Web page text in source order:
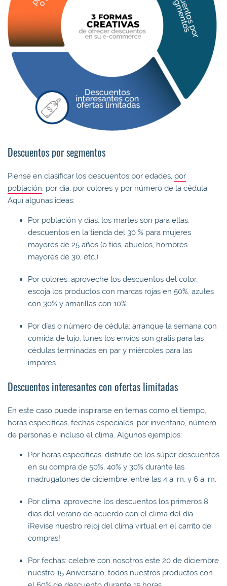
Descuentos por segmentos
Piense en clasificar los descuentos por edades, por
población, por día, por colores y por número de la cédula.
Aquí algunas ideas:
Por población y días: los martes son para ellas,
descuentos en la tienda del 30 % para mujeres
mayores de 25 años (o tíos, abuelos, hombres
mayores de 30, etc.).
Por colores: aproveche los descuentos del color,
escoja los productos con marcas rojas en 50%, azules
con 30% y amarillas con 10%.
Por días o número de cédula: arranque la semana con
comida de lujo, lunes los envíos son gratis para las
cédulas terminadas en par y miércoles para las
impares.
Descuentos interesantes con ofertas limitadas
En este caso puede inspirarse en temas como el tiempo,
horas específicas, fechas especiales, por inventario, número
de personas e incluso el clima. Algunos ejemplos:
Por horas específicas: disfrute de los súper descuentos
en su compra de 50%, 40% y 30% durante las
madrugatones de diciembre, entre las 4 a. m. y 6 a. m.
Por clima: aproveche los descuentos los primeros 8
días del verano de acuerdo con el clima del día
¡Revise nuestro reloj del clima virtual en el carrito de
compras!
Por fechas: celebre con nosotros este 20 de diciembre
nuestro 15 Aniversario, todos nuestros productos con